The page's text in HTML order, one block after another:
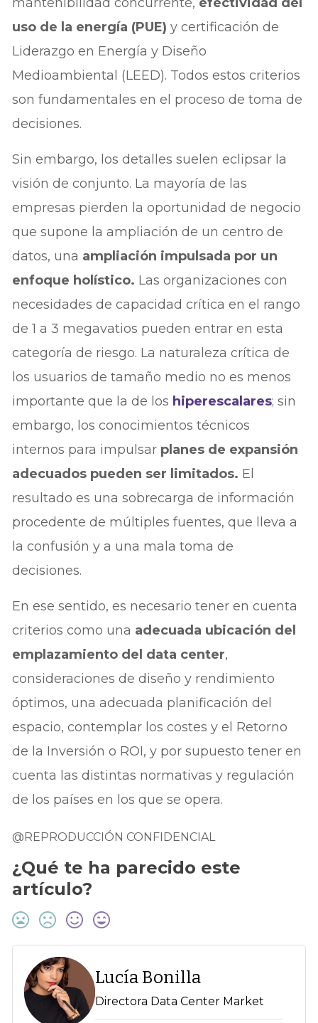
uso de la energía (PUE)y certificación de
Liderazgo en Energía y Diseño
Medioambiental (LEED). Todos estos criterios
son fundamentales en el proceso de toma de
decisiones.
Sin embargo, los detalles suelen eclipsar la
visión de conjunto. La mayoría de las
empresas pierden la oportunidad de negocio
que supone la ampliación de un centro de
datos, una ampliación impulsada por un
enfoque holístico. Las organizaciones con
necesidades de capacidad crítica en el rango
de 1 a 3 megavatios pueden entrar en esta
categoría de riesgo. La naturaleza crítica de
los usuarios de tamaño medio no es menos
importante que la de los hiperescalares; sin
embargo, los conocimientos técnicos
internos para impulsar planes de expansión
adecuados pueden ser limitados. El
resultado es una sobrecarga de información
procedente de múltiples fuentes, que lleva a
la confusión y a una mala toma de
decisiones.
En ese sentido, es necesario tener en cuenta
criterios como una adecuada ubicación del
emplazamiento del data center,
consideraciones de diseño y rendimiento
óptimos, una adecuada planificación del
espacio, contemplar los costes y el Retorno
de la Inversión o ROI, y por supuesto tener en
cuenta las distintas normativas y regulación
de los países en los que se opera.
@REPRODUCCIÓN CONFIDENCIAL
¿Qué te ha parecido este
artículo?
Lucía Bonilla
Directora Data Center Market